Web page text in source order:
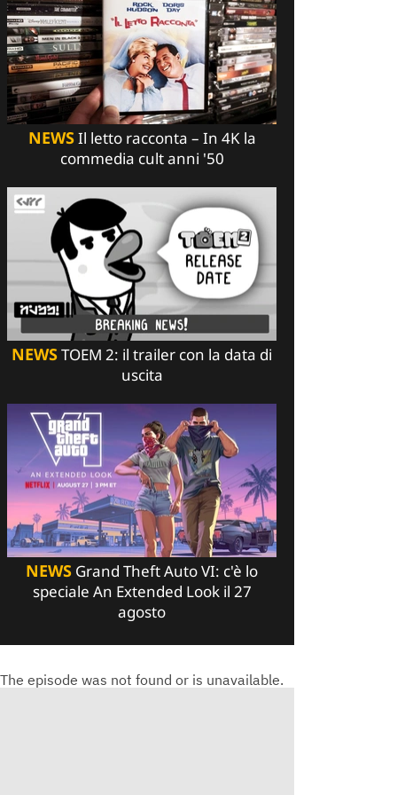
NEWSIl letto racconta – In 4K la
commedia cult anni '50
NEWSTOEM 2: il trailer con la data di
uscita
NEWS Grand Theft Auto VI: c'è lo
speciale An Extended Look il 27
agosto